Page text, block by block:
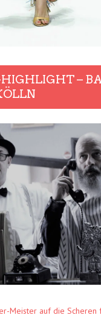
–
Meister auf die Scheren